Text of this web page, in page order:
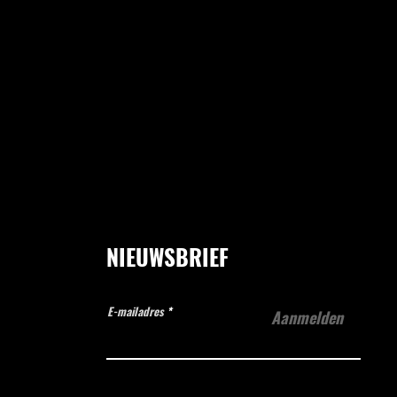
NIEUWSBRIEF
E-mailadres Aanmelden